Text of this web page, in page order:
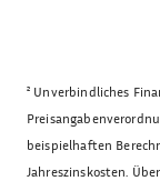
² Unverbindliches
beispielhaften
Jahreszinskosten.